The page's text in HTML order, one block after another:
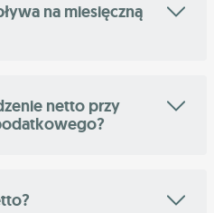
na miesięczną
netto przy